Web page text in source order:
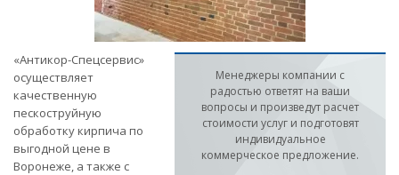
Менеджеры компании с
радостью ответят на ваши
вопросы и произведут расчет
стоимости услуг и подготовят
индивидуальное
коммерческое предложение.
«Антикор-Спецсервис»
осуществляет
качественную
пескоструйную
обработку кирпича по
выгодной цене в
Воронеже, а также с